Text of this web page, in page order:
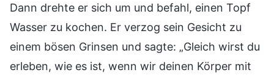
Dann drehte er sich um und befahl, einen Topf
Wasser zu kochen. Er verzog sein Gesicht zu
einem bösen Grinsen und sagte: „Gleich wirst du
erleben, wie es ist, wenn wir deinen Körper mit